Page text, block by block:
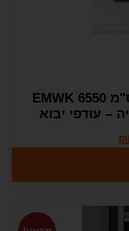
מיקרוגל משולב טורבו וגריל 45 ס"מ EMWK 6550
₪